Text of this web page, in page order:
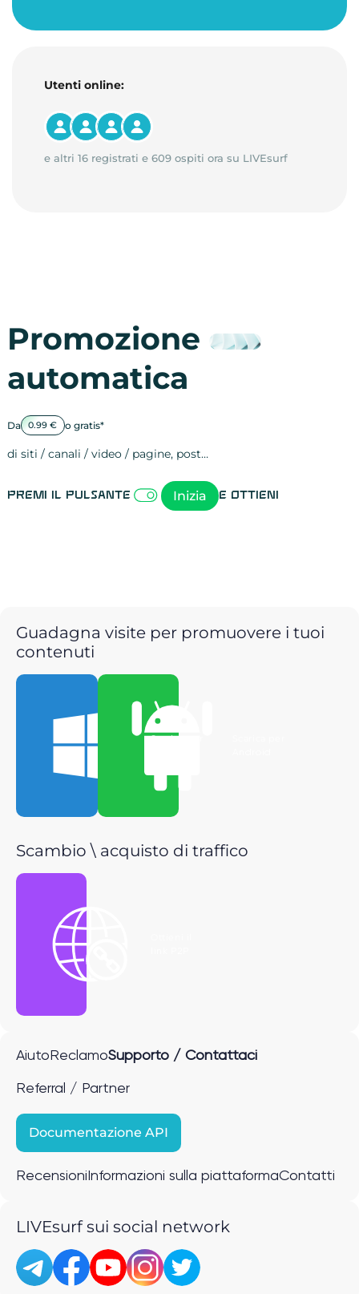
Utenti online:
e altri 16 registrati e 609 ospiti ora su LIVEsurf
Promozione
automatica
Da 0.99 € o gratis*
di siti / canali / video / pagine, post…
Premi il pulsante Inizia e ottieni
Guadagna visite per promuovere i tuoi
contenuti
Scarica per
Scambio \ acquisto di traffico
Aiuto ReclamoSupporto / Contattaci
Referral / Partner
Documentazione API
Recensioni Informazioni sulla piattaformaContatti
LIVEsurf sui social network